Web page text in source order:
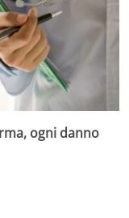
ogni danno